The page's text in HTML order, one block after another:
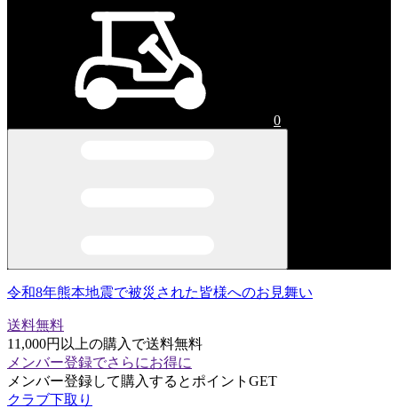
0
令和8年熊本地震で被災された皆様へのお見舞い
送料無料
11,000円以上の購入で送料無料
メンバー登録でさらにお得に
メンバー登録して購入するとポイントGET
クラブ下取り